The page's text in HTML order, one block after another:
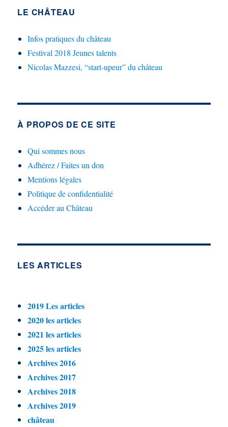
LE CHÂTEAU
Infos pratiques du château
Festival 2018 Jeunes talents
Nicolas Mazzesi, “start-upeur” du château
À PROPOS DE CE SITE
Qui sommes nous
Adhérez / Faites un don
Mentions légales
Politique de confidentialité
Accéder au Château
LES ARTICLES
2019 Les articles
2020 les articles
2021 les articles
2025 les articles
Archives 2016
Archives 2017
Archives 2018
Archives 2019
château